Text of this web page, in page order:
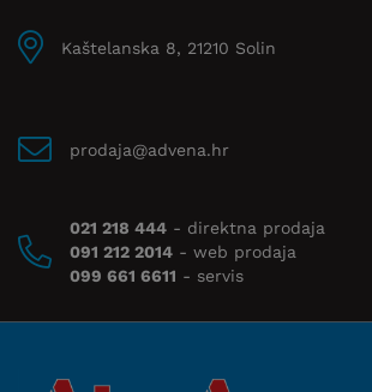
Kaštelanska 8, 21210 Solin
prodaja@advena.hr
021 218 444 - direktna prodaja
091 212 2014 - web prodaja
099 661 6611 - servis